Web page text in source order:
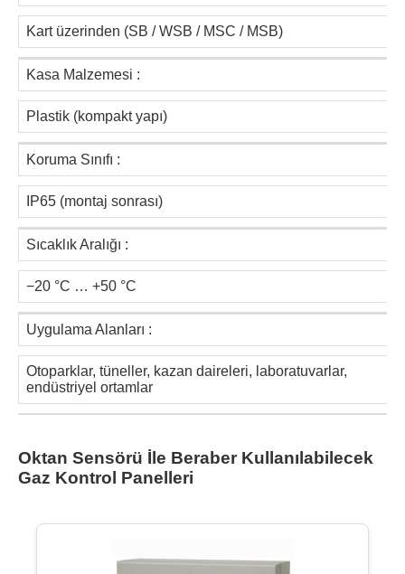
Kart üzerinden (SB / WSB / MSC / MSB)
Kasa Malzemesi :
Plastik (kompakt yapı)
Koruma Sınıfı :
IP65 (montaj sonrası)
Sıcaklık Aralığı :
−20 °C … +50 °C
Uygulama Alanları :
Otoparklar, tüneller, kazan daireleri, laboratuvarlar,
endüstriyel ortamlar
Oktan Sensörü İle Beraber Kullanılabilecek
Gaz Kontrol Panelleri